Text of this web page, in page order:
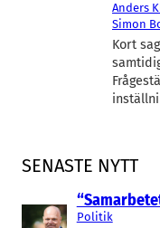
SENASTE NYTT
Politik
Anders
Simon
Kort